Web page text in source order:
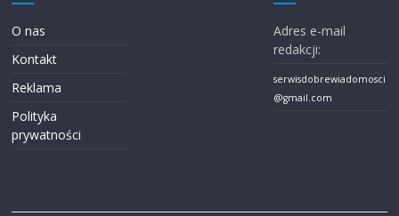
O nas
Kontakt
Reklama
Polityka
prywatności
Adres e-mail
redakcji:
serwisdobrewiadomosci
@gmail.com